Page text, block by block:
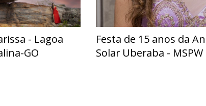
- Lagoa
GO
Festa de 15 anos da
Solar Uberaba -